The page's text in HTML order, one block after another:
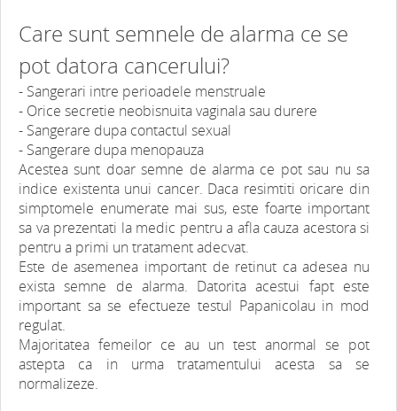
Care sunt semnele de alarma ce se
pot datora cancerului?
- Sangerari intre perioadele menstruale
- Orice secretie neobisnuita vaginala sau durere
- Sangerare dupa contactul sexual
- Sangerare dupa menopauza
Acestea sunt doar semne de alarma ce pot sau nu sa
indice existenta unui cancer. Daca resimtiti oricare din
simptomele enumerate mai sus, este foarte important
sa va prezentati la medic pentru a afla cauza acestora si
pentru a primi un tratament adecvat.
Este de asemenea important de retinut ca adesea nu
exista semne de alarma. Datorita acestui fapt este
important sa se efectueze testul Papanicolau in mod
regulat.
Majoritatea femeilor ce au un test anormal se pot
astepta ca in urma tratamentului acesta sa se
normalizeze.